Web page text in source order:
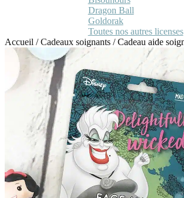
Dragon Ball
Goldorak
Toutes nos autres licenses
Accueil /Cadeaux soignants /Cadeau aide